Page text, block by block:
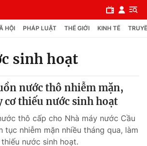
HỘI PHÁP LUẬT THẾ GIỚI KINH TẾ
sinh hoạt
nước thô nhiễm mặn,
cơ thiếu nước sinh hoạt
thô cấp cho Nhà máy nước Cầu
nhiễm mặn nhiều tháng qua, làm
nước sinh hoạt.